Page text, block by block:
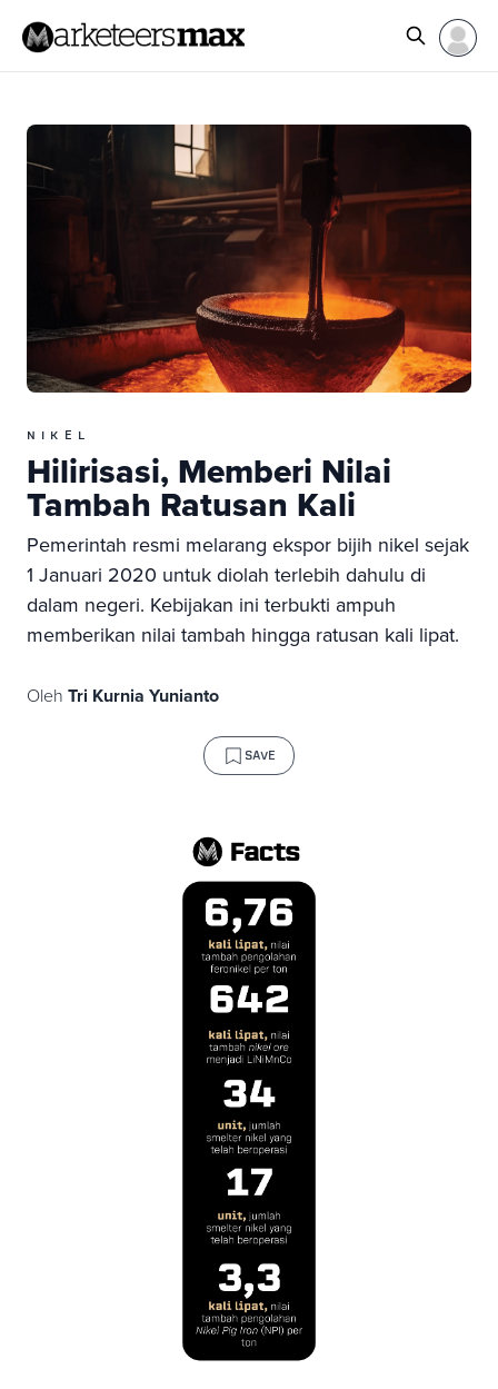
NIKEL
Hilirisasi, Memberi Nilai
Tambah Ratusan Kali
Pemerintah resmi melarang ekspor bijih nikel sejak
1 Januari 2020 untuk diolah terlebih dahulu di
dalam negeri. Kebijakan ini terbukti ampuh
memberikan nilai tambah hingga ratusan kali lipat.
Oleh Tri Kurnia Yunianto
SAVE